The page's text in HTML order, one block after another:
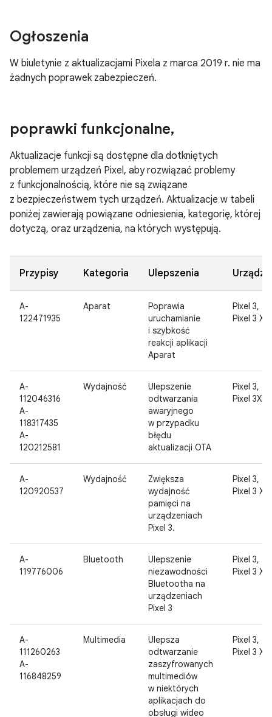
Ogłoszenia
W biuletynie z aktualizacjami Pixela z marca 2019 r. nie ma
żadnych poprawek zabezpieczeń.
poprawki funkcjonalne,
Aktualizacje funkcji są dostępne dla dotkniętych
problemem urządzeń Pixel, aby rozwiązać problemy
z funkcjonalnością, które nie są związane
z bezpieczeństwem tych urządzeń. Aktualizacje w tabeli
poniżej zawierają powiązane odniesienia, kategorię, której
dotyczą, oraz urządzenia, na których występują.
Przypisy Kategoria Ulepszenia
A-
122471935
Aparat
Poprawia
uruchamianie
i szybkość
reakcji aplikacji
Aparat
Pixel 3,
Pixel 3 XL
A-
112046316
A-
118317435
A-
120212581
Wydajność
Ulepszenie
odtwarzania
awaryjnego
w przypadku
błędu
aktualizacji OTA
Pixel 3,
Pixel 3XL
A-
120920537
Wydajność
Zwiększa
wydajność
pamięci na
urządzeniach
Pixel 3.
Pixel 3,
Pixel 3 XL
A-
119776006
Bluetooth
Ulepszenie
niezawodności
Bluetootha na
urządzeniach
Pixel 3
Pixel 3,
Pixel 3 XL
A-
111260263
A-
116848259
Multimedia
Ulepsza
odtwarzanie
zaszyfrowanych
multimediów
w niektórych
aplikacjach do
obsługi wideo
Pixel 3,
Pixel 3 XL